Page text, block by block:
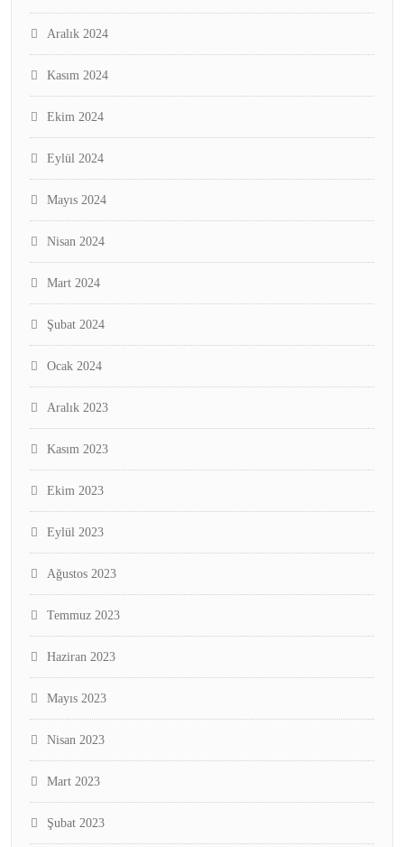
Aralık 2024
Kasım 2024
Ekim 2024
Eylül 2024
Mayıs 2024
Nisan 2024
Mart 2024
Şubat 2024
Ocak 2024
Aralık 2023
Kasım 2023
Ekim 2023
Eylül 2023
Ağustos 2023
Temmuz 2023
Haziran 2023
Mayıs 2023
Nisan 2023
Mart 2023
Şubat 2023